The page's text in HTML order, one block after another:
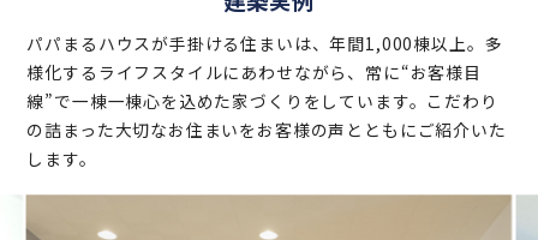
パパまるハウスが手掛ける住まいは、年間1,000棟以上。多
様化するライフスタイルにあわせながら、常に“お客様目
線”で一棟一棟心を込めた家づくりをしています。こだわり
の詰まった大切なお住まいをお客様の声とともにご紹介いた
します。